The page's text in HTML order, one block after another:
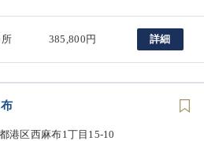
385,800円 詳細
港区西麻布1丁目15-10